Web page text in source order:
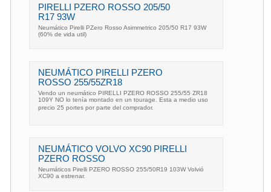
PIRELLI PZERO ROSSO 205/50
R17 93W
Neumático Pirelli PZero Rosso Asimmetrico 205/50 R17 93W
(60% de vida util)
NEUMÁTICO PIRELLI PZERO
ROSSO 255/55ZR18
Vendo un neumático PIRELLI PZERO ROSSO 255/55 ZR18
109Y NO lo tenía montado en un tourage. Esta a medio uso
precio 25 portes por parte del comprador.
NEUMÁTICO VOLVO XC90 PIRELLI
PZERO ROSSO
Neumáticos Pirelli PZERO ROSSO 255/50R19 103W Volvió
XC90 a estrenar.